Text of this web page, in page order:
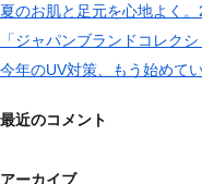
夏のお肌と足元を心地よく
「ジャパンブランドコレク
今年のUV対策、もう始めて
最近のコメント
アーカイブ